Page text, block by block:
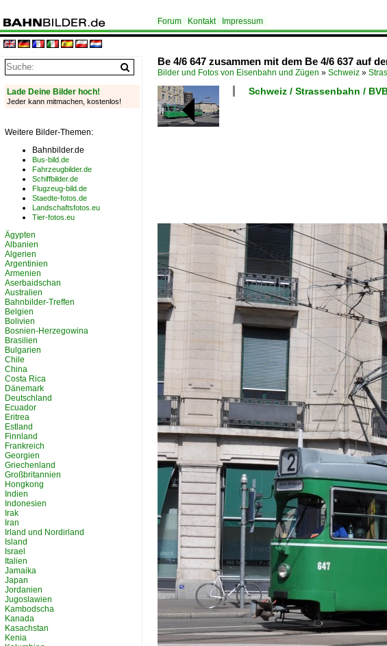
Forum Kontakt Impressum
Be 4/6 647 zusammen mit dem Be 4/6 637 auf
Bilder und Fotos von Eisenbahn und Zügen » Schweiz »
Schweiz / Strassenbahn /
Lade Deine Bilder hoch!
Jeder kann mitmachen, kostenlos!
Weitere Bilder-Themen:
Bahnbilder.de
Bus-bild.de
Fahrzeugbilder.de
Schiffbilder.de
Flugzeug-bild.de
Staedte-fotos.de
Landschaftsfotos.eu
Tier-fotos.eu
Ägypten
Albanien
Algerien
Argentinien
Armenien
Aserbaidschan
Australien
Bahnbilder-Treffen
Belgien
Bolivien
Bosnien-Herzegowina
Brasilien
Bulgarien
Chile
China
Costa Rica
Dänemark
Deutschland
Ecuador
Eritrea
Estland
Finnland
Frankreich
Georgien
Griechenland
Großbritannien
Hongkong
Indien
Indonesien
Irak
Iran
Irland und Nordirland
Island
Israel
Italien
Jamaika
Japan
Jordanien
Jugoslawien
Kambodscha
Kanada
Kasachstan
Kenia